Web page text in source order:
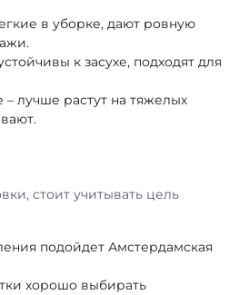
в уборке, дают ровную
к засухе, подходят для
лучше растут на тяжелых
стоит учитывать цель
подойдет Амстердамская
хорошо выбирать